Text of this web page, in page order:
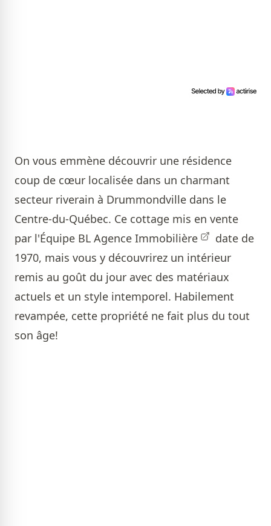
On vous emmène découvrir une résidence
coup de cœur localisée dans un charmant
secteur riverain à Drummondville dans le
Centre-du-Québec. Ce cottage mis en vente
par l'Équipe BL Agence Immobilière
date de
1970, mais vous y découvrirez un intérieur
remis au goût du jour avec des matériaux
actuels et un style intemporel. Habilement
revampée, cette propriété ne fait plus du tout
son âge!